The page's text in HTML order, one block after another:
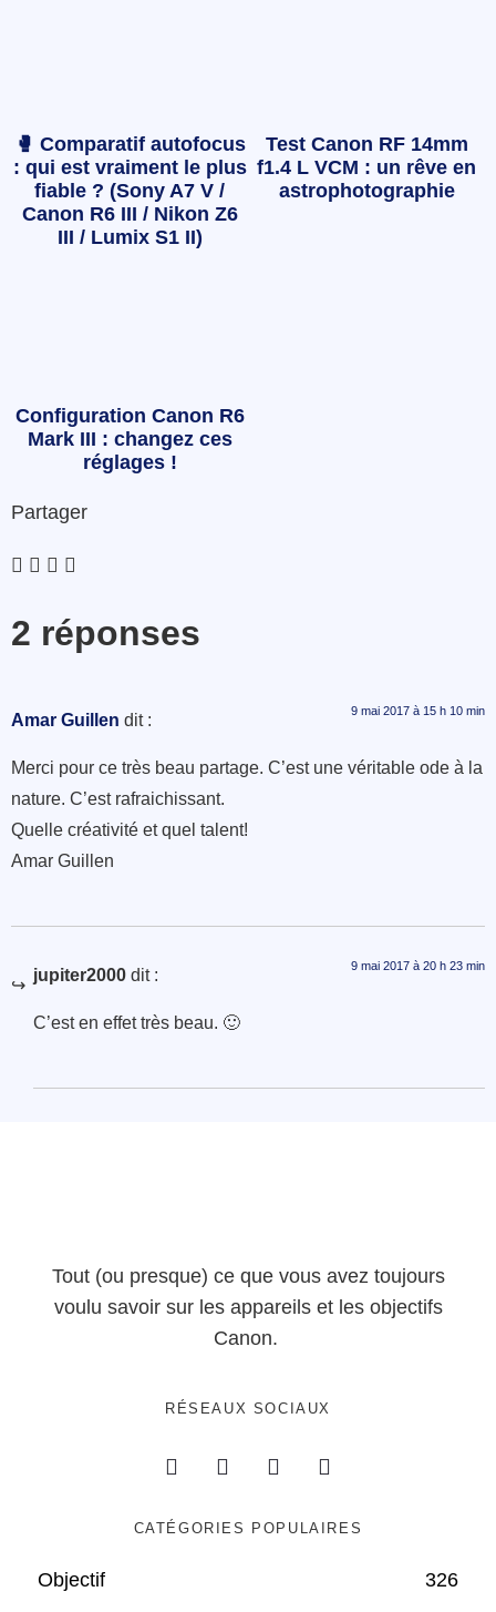
🥊 Comparatif autofocus
: qui est vraiment le plus
fiable ? (Sony A7 V /
Canon R6 III / Nikon Z6
III / Lumix S1 II)
Test Canon RF 14mm
f1.4 L VCM : un rêve en
astrophotographie
Configuration Canon R6
Mark III : changez ces
réglages !
Partager
2 réponses
Amar Guillen dit : 9 mai 2017 à 15 h 10 min
Merci pour ce très beau partage. C’est une véritable ode à la
nature. C’est rafraichissant.
Quelle créativité et quel talent!
Amar Guillen
jupiter2000 dit : 9 mai 2017 à 20 h 23 min
C’est en effet très beau. 🙂
Tout (ou presque) ce que vous avez toujours
voulu savoir sur les appareils et les objectifs
Canon.
RÉSEAUX SOCIAUX
CATÉGORIES POPULAIRES
Objectif
326